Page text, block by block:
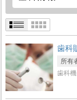
歯科
所有
歯科